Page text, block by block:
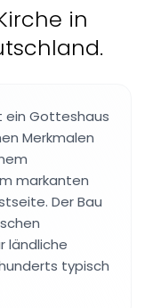
in
ein Gotteshaus
Merkmalen
markanten
Der Bau
ländliche
typisch